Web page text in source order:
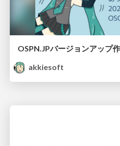
akkiesoft